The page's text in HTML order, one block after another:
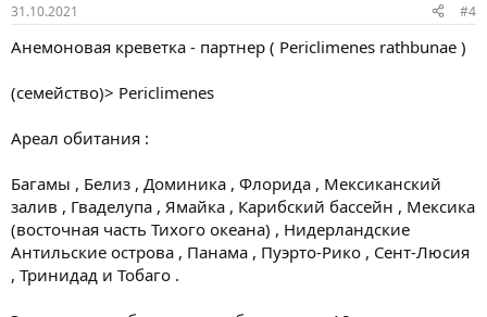
31.10.2021 #4
Анемоновая креветка - партнер ( Periclimenes rathbunae )
(семейство)> Periclimenes
Ареал обитания :
Багамы , Белиз , Доминика , Флорида , Мексиканский
залив , Гваделупа , Ямайка , Карибский бассейн , Мексика
(восточная часть Тихого океана) , Нидерландские
Антильские острова , Панама , Пуэрто-Рико , Сент-Люсия
, Тринидад и Тобаго .